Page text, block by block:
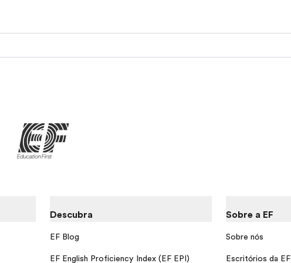
Descubra
EF Blog
EF English Proficiency Index (EF EPI)
Sobre a EF
Sobre nós
Escritórios da EF